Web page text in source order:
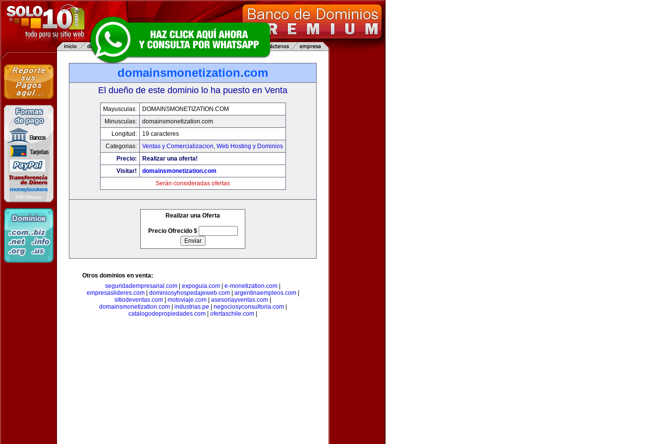
domainsmonetization.com
El dueño de este dominio lo ha puesto en Venta
Mayusculas:
DOMAINSMONETIZATION.COM
Minusculas:
domainsmonetization.com
Longitud:
19 caracteres
Categorias:
Ventas y Comercializacion, Web Hosting y Dominios
Precio:
Realizar una oferta!
Visitar!
domainsmonetization.com
Serán consideradas ofertas
Realizar una Oferta
Precio Ofrecido $
Otros dominios en venta:
seguridadempresarial.com
expoguia.com e-monetization.com
empresaslideres.com| dominiosyhospedajeweb.com| argentinaempleos.com|
sitiodeventas.com
motoviaje.com asesoriayventas.com
domainsmonetization.com| industrias.pe negociosyconsultoria.com|
catalogodepropiedades.com
ofertaschile.com